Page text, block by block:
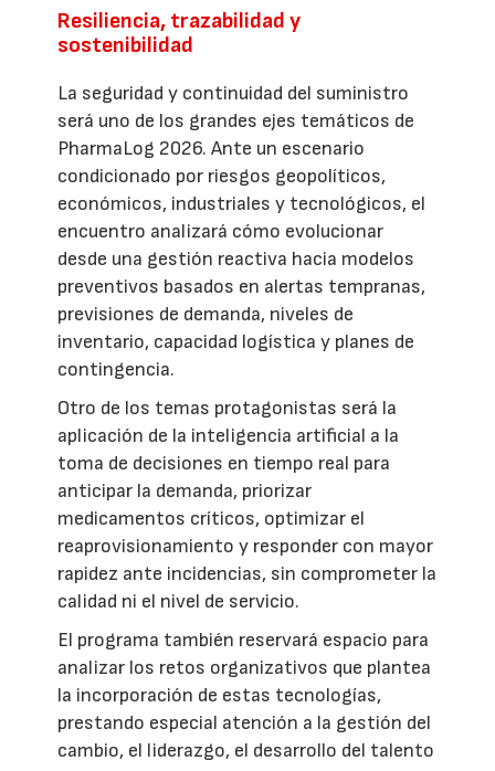
Resiliencia, trazabilidad y
sostenibilidad
La seguridad y continuidad del suministro
será uno de los grandes ejes temáticos de
PharmaLog 2026. Ante un escenario
condicionado por riesgos geopolíticos,
económicos, industriales y tecnológicos, el
encuentro analizará cómo evolucionar
desde una gestión reactiva hacia modelos
preventivos basados en alertas tempranas,
previsiones de demanda, niveles de
inventario, capacidad logística y planes de
contingencia.
Otro de los temas protagonistas será la
aplicación de la inteligencia artificial a la
toma de decisiones en tiempo real para
anticipar la demanda, priorizar
medicamentos críticos, optimizar el
reaprovisionamiento y responder con mayor
rapidez ante incidencias, sin comprometer la
calidad ni el nivel de servicio.
El programa también reservará espacio para
analizar los retos organizativos que plantea
la incorporación de estas tecnologías,
prestando especial atención a la gestión del
cambio, el liderazgo, el desarrollo del talento